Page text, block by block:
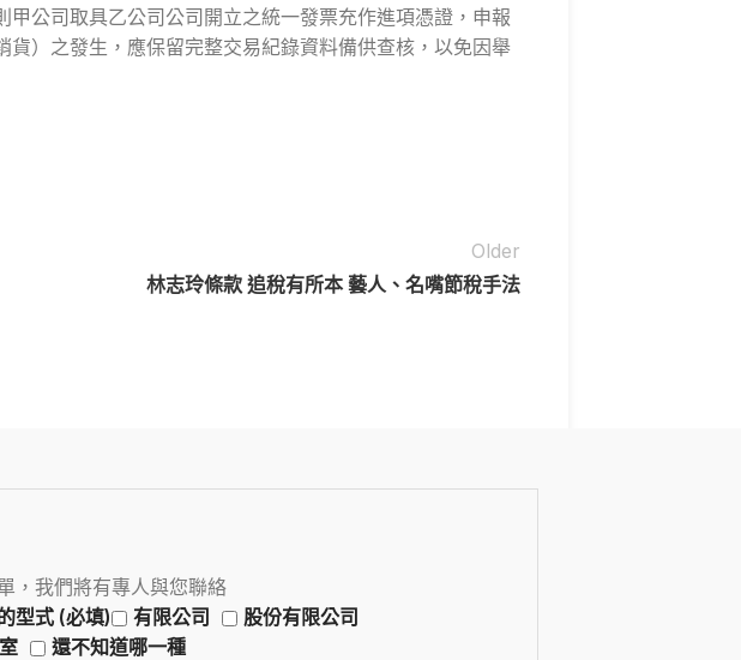
公司取具乙公司公司開立之統一發票充作進項憑證，申報
）之發生，應保留完整交易紀錄資料備供查核，以免因舉
Older
林志玲條款 追稅有所本 藝人、名嘴節稅手法
，我們將有專人與您聯絡
型式 (必填)
有限公司
股份有限公司
還不知道哪一種